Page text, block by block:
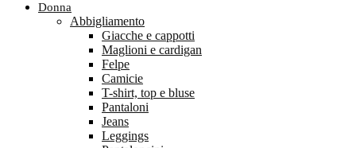
Donna
Abbigliamento
Giacche e cappotti
Maglioni e cardigan
Felpe
Camicie
T-shirt, top e bluse
Pantaloni
Jeans
Leggings